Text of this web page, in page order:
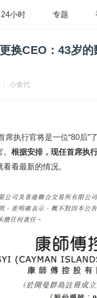
24小时 专题
换CEO：43岁
小食代
席执行官将是一位“80后”
根据安排，现任首席执
看最新的情况。